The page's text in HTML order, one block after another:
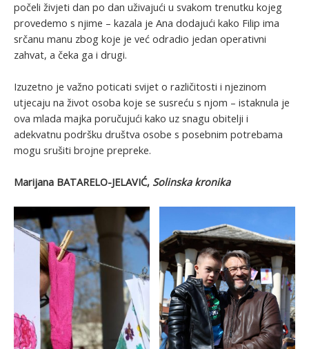
počeli živjeti dan po dan uživajući u svakom trenutku kojeg
provedemo s njime – kazala je Ana dodajući kako Filip ima
srčanu manu zbog koje je već odradio jedan operativni
zahvat, a čeka ga i drugi.
Izuzetno je važno poticati svijet o različitosti i njezinom
utjecaju na život osoba koje se susreću s njom – istaknula je
ova mlada majka poručujući kako uz snagu obitelji i
adekvatnu podršku društva osobe s posebnim potrebama
mogu srušiti brojne prepreke.
Marijana BATARELO-JELAVIĆ, Solinska kronika